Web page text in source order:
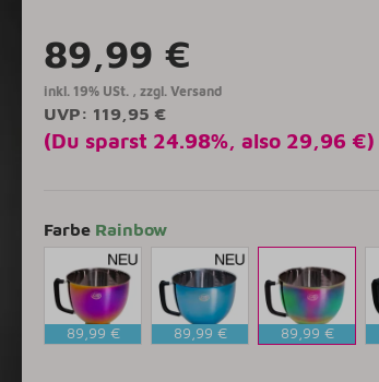
89,99 €
inkl. 19% USt. , zzgl. Versand
UVP: 119,95 €
(Du sparst 24.98%, also 29,96 €)
Farbe Rainbow
89,99 € 89,99 € 89,99 €